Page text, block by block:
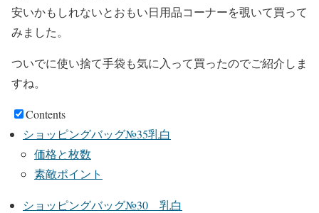
安いかもしれないとおもい日用品コーナーを覗いて買って
みました。
ついでに使い捨て手袋も気に入って買ったのでご紹介しま
すね。
Contents
ショッピングバッグ№35乳白
価格と枚数
素敵ポイント
ショッピングバッグ№30 乳白